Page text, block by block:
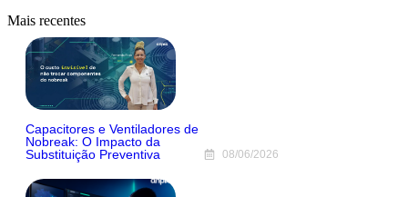
Mais recentes
Capacitores e Ventiladores de
Nobreak: O Impacto da
Substituição Preventiva
08/06/2026